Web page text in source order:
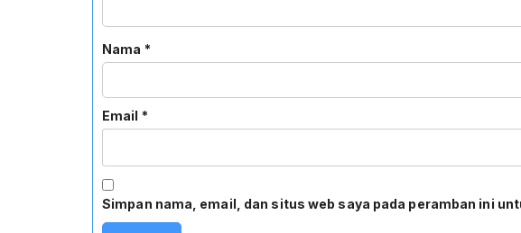
Nama *
Email *
Simpan nama, email, dan situs web saya pada peramban ini